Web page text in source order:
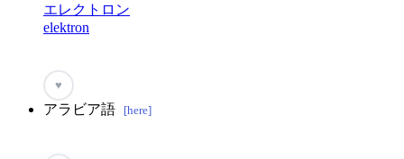
エレクトロン
elektron
♥
アラビア語 [here]